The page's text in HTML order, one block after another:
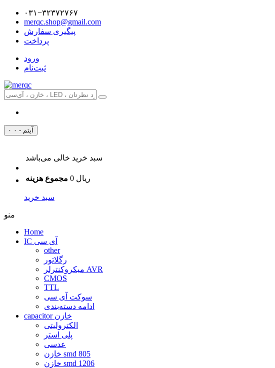
۰۳۱−۳۲۳۷۲۷۶۷
merqc.shop@gmail.com
پیگیری سفارش
پرداخت
ورود
ثبت‌نام
۰ آیتم - ۰
سبد خرید خالی می‌باشد
مجموع هزینه 0 ریال
سبد خرید
منو
Home
IC آی سی
other
رگلاتور
میکروکنترلر AVR
CMOS
TTL
سوکت آی سی
ادامه دسته‌بندی
capacitor خازن
الکترولیتی
پلی استر
عدسی
خازن smd 805
خازن smd 1206